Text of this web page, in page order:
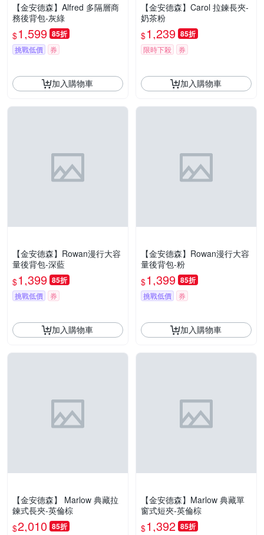
【金安德森】Alfred 多隔層商
務後背包-灰綠
$1,599 85折
挑戰低價 券
加入購物車
【金安德森】Carol 拉鍊長夾-
奶茶粉
$1,239 85折
限時下殺 券
加入購物車
【金安德森】Rowan漫行大容
量後背包-深藍
$1,399 85折
挑戰低價 券
加入購物車
【金安德森】Rowan漫行大容
量後背包-粉
$1,399 85折
挑戰低價 券
加入購物車
【金安德森】 Marlow 典藏拉
鍊式長夾-英倫棕
$2,010 85折
【金安德森】Marlow 典藏單
窗式短夾-英倫棕
$1,392 85折